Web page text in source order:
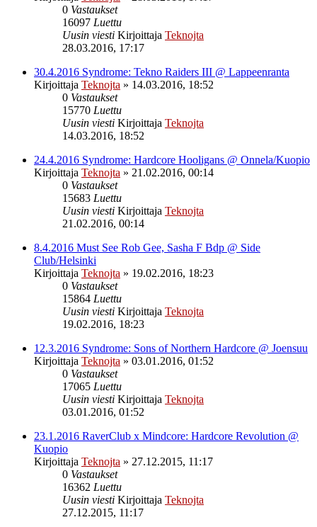
0 Vastaukset
16097 Luettu
Uusin viesti Kirjoittaja Teknojta
28.03.2016, 17:17
30.4.2016 Syndrome: Tekno Raiders III @ Lappeenranta
Kirjoittaja Teknojta » 14.03.2016, 18:52
0 Vastaukset
15770 Luettu
Uusin viesti Kirjoittaja Teknojta
14.03.2016, 18:52
24.4.2016 Syndrome: Hardcore Hooligans @ Onnela/Kuopio
Kirjoittaja Teknojta » 21.02.2016, 00:14
0 Vastaukset
15683 Luettu
Uusin viesti Kirjoittaja Teknojta
21.02.2016, 00:14
8.4.2016 Must See Rob Gee, Sasha F Bdp @ Side
Club/Helsinki
Kirjoittaja Teknojta » 19.02.2016, 18:23
0 Vastaukset
15864 Luettu
Uusin viesti Kirjoittaja Teknojta
19.02.2016, 18:23
12.3.2016 Syndrome: Sons of Northern Hardcore @ Joensuu
Kirjoittaja Teknojta » 03.01.2016, 01:52
0 Vastaukset
17065 Luettu
Uusin viesti Kirjoittaja Teknojta
03.01.2016, 01:52
23.1.2016 RaverClub x Mindcore: Hardcore Revolution @
Kuopio
Kirjoittaja Teknojta » 27.12.2015, 11:17
0 Vastaukset
16362 Luettu
Uusin viesti Kirjoittaja Teknojta
27.12.2015, 11:17